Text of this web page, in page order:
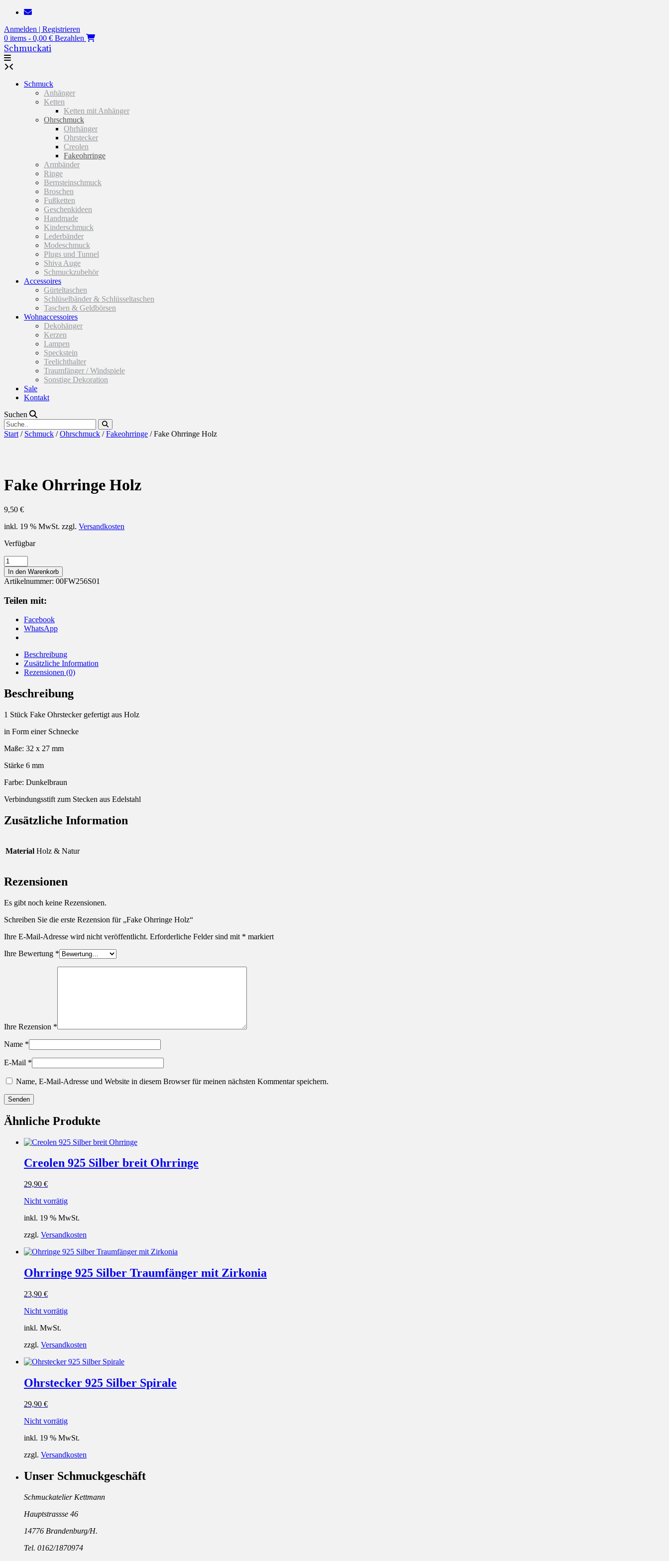
Zum
springen
Anmelden | Registrieren
0 items - 0,00 € Bezahlen
Schmuckati
Schmuck
Anhänger
Ketten
Ketten mit Anhänger
Ohrschmuck
Ohrhänger
Ohrstecker
Creolen
Fakeohrringe
Armbänder
Ringe
Bernsteinschmuck
Broschen
Fußketten
Geschenkideen
Handmade
Kinderschmuck
Lederbänder
Modeschmuck
Plugs und Tunnel
Shiva Auge
Schmuckzubehör
Accessoires
Gürteltaschen
Schlüselbänder & Schlüsseltaschen
Taschen & Geldbörsen
Wohnaccessoires
Dekohänger
Kerzen
Lampen
Speckstein
Teelichthalter
Traumfänger / Windspiele
Sonstige Dekoration
Sale
Kontakt
Suchen
Start / Schmuck /Ohrschmuck /Fakeohrringe / Fake Ohrringe Holz
Fake Ohrringe Holz
9,50 €
inkl. 19 % MwSt. zzgl. Versandkosten
Verfügbar
Fake
Ohrringe
Holz
Menge
In den Warenkorb
Artikelnummer: 00FW256S01
Teilen mit:
Facebook
WhatsApp
Beschreibung
Zusätzliche Information
Rezensionen (0)
Beschreibung
1 Stück Fake Ohrstecker gefertigt aus Holz
in Form einer Schnecke
Maße: 32 x 27 mm
Stärke 6 mm
Farbe: Dunkelbraun
Verbindungsstift zum Stecken aus Edelstahl
Zusätzliche Information
Material Holz & Natur
Rezensionen
Es gibt noch keine Rezensionen.
Schreiben Sie die erste Rezension für „Fake Ohrringe Holz“
Ihre E-Mail-Adresse wird nicht veröffentlicht. Erforderliche Felder sind mit * markiert
Ihre Bewertung *
Ihre Rezension *
Name *
E-Mail *
Name, E-Mail-Adresse und Website in diesem Browser für meinen nächsten Kommentar speichern.
Ähnliche Produkte
Creolen 925 Silber breit Ohrringe
29,90 €
Nicht vorrätig
inkl. 19 % MwSt.
zzgl. Versandkosten
Ohrringe 925 Silber Traumfänger mit Zirkonia
23,90 €
Nicht vorrätig
inkl. MwSt.
zzgl. Versandkosten
Ohrstecker 925 Silber Spirale
29,90 €
Nicht vorrätig
inkl. 19 % MwSt.
zzgl. Versandkosten
Unser Schmuckgeschäft
Schmuckatelier Kettmann
Hauptstrassse 46
14776 Brandenburg/H.
Tel. 0162/1870974